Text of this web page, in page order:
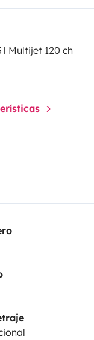
l Multijet 120 ch